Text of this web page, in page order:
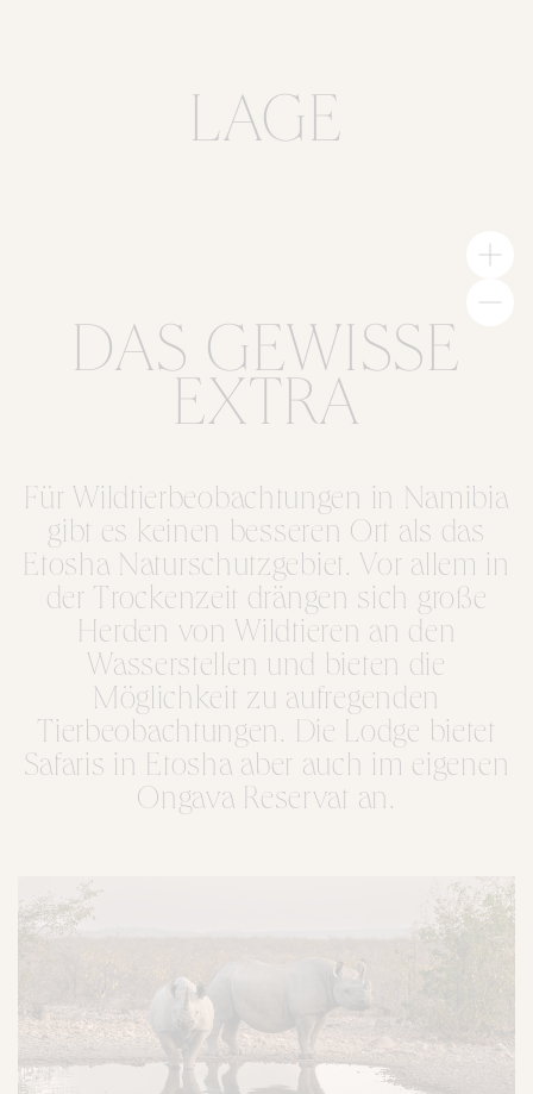
LAGE
DAS GEWISSE
EXTRA
Für Wildtierbeobachtungen in Namibia
gibt es keinen besseren Ort als das
Etosha Naturschutzgebiet. Vor allem in
der Trockenzeit drängen sich große
Herden von Wildtieren an den
Wasserstellen und bieten die
Möglichkeit zu aufregenden
Tierbeobachtungen. Die Lodge bietet
Safaris in Etosha aber auch im eigenen
Ongava Reservat an.